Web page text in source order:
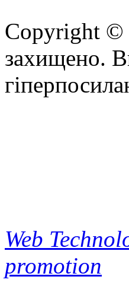
Copyright ©
захищено.
Web
promotion